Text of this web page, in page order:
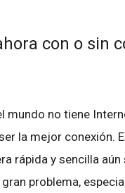
con o sin
mundo no tiene
la mejor conexión.
rápida y sencilla
problema,